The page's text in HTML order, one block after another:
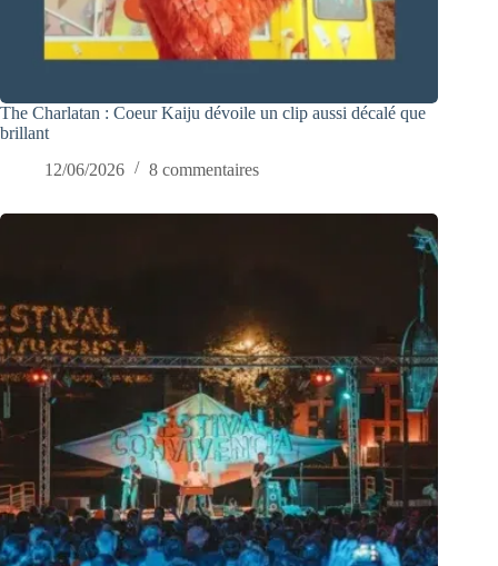
The Charlatan : Coeur Kaiju dévoile un clip aussi décalé que
brillant
12/06/2026
8 commentaires